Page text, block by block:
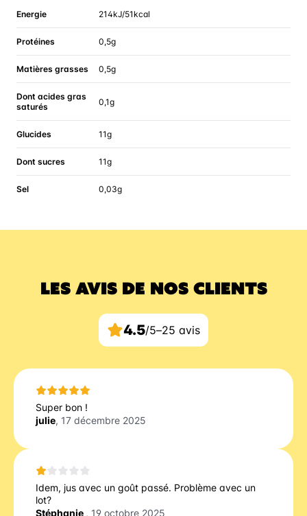
Energie 214kJ/51kcal
Protéines 0,5g
Matières grasses 0,5g
Dont acides gras
saturés
0,1g
Glucides 11g
Dont sucres 11g
Sel 0,03g
LES AVIS DE NOS CLIENTS
4.5/5–25 avis
Super bon !
julie, 17 décembre 2025
Idem, jus avec un goût passé. Problème avec un
lot?
Stéphanie , 19 octobre 2025